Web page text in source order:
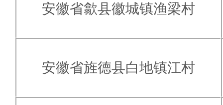
安徽省歙县徽城镇渔梁村
安徽省旌德县白地镇江村